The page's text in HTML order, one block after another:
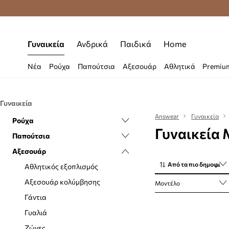
Δωρεάν
Γυναικεία Ανδρικά Παιδικά Home
Νέα Ρούχα Παπούτσια Αξεσουάρ Αθλητικά
Γυναικεία
Ρούχα
Εσώρουχα
Κάλτσες
Ισοθερμικά εσώρουχα
Μαγιό
Ολόσωμες φόρμες
Μπλούζες και πουκάμισα
Παπούτσια
Casual και μοκασίνια
Αξεσουάρ και φροντίδα
Αθλητικά
Γαλότσες
Μπαλαρίνες
Αξεσουάρ
Αθλητικός εξοπλισμός
Αξεσουάρ κολύμβησης
Γάντια
Γυαλιά
Answear Γυναικεία
Από τα πιο δημοφιλή
Μοντέλο